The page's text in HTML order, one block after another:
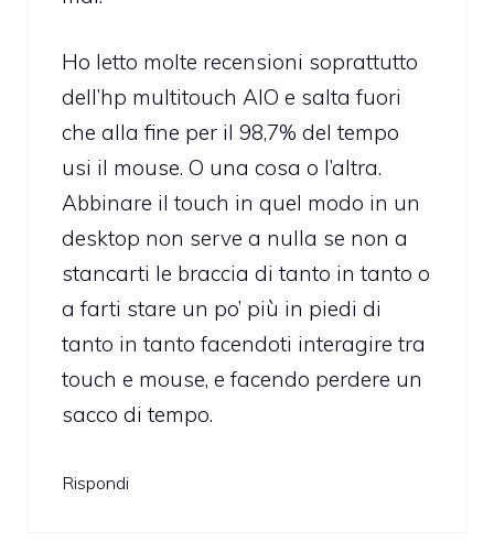
Ho letto molte recensioni soprattutto
dell’hp multitouch AIO e salta fuori
che alla fine per il 98,7% del tempo
usi il mouse. O una cosa o l’altra.
Abbinare il touch in quel modo in un
desktop non serve a nulla se non a
stancarti le braccia di tanto in tanto o
a farti stare un po’ più in piedi di
tanto in tanto facendoti interagire tra
touch e mouse, e facendo perdere un
sacco di tempo.
Rispondi